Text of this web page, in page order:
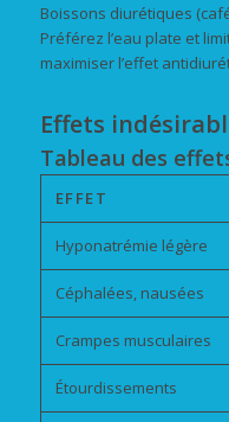
Boissons diurétiques
Préférez l’eau plate et
maximiser l’effet
Effets
Tableau des
EFFET
Hyponatrémie légère
Céphalées, nausées
Crampes musculaires
Étourdissements